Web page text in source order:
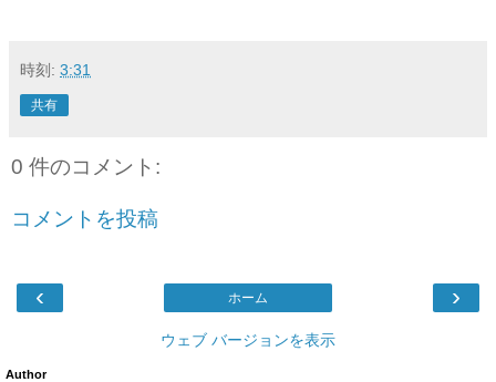
時刻: 3:31
共有
0 件のコメント:
コメントを投稿
‹ ›
ホーム
ウェブ バージョンを表示
Author